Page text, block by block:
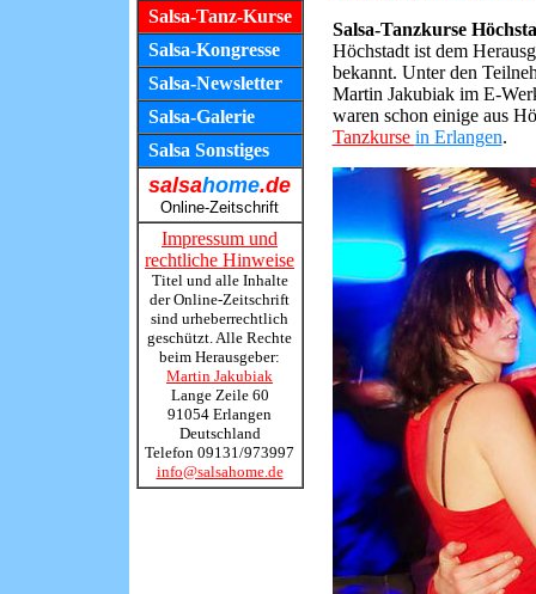
Salsa-Tanz-Kurse
Salsa-Kongresse
Salsa-Newsletter
Salsa-Galerie
Salsa Sonstiges
salsahome.de
Online-Zeitschrift
Impressum und
rechtliche Hinweise
Titel und alle Inhalte
der Online-Zeitschrift
sind urheberrechtlich
geschützt. Alle Rechte
beim Herausgeber:
Martin Jakubiak
Lange Zeile 60
91054 Erlangen
Deutschland
Telefon 09131/973997
info@salsahome.de
Salsa-Tanzkurse
Höchstadt ist dem
bekannt. Unter den
Martin Jakubiak im E-
waren schon einige aus
Tanzkurse in Erlangen.